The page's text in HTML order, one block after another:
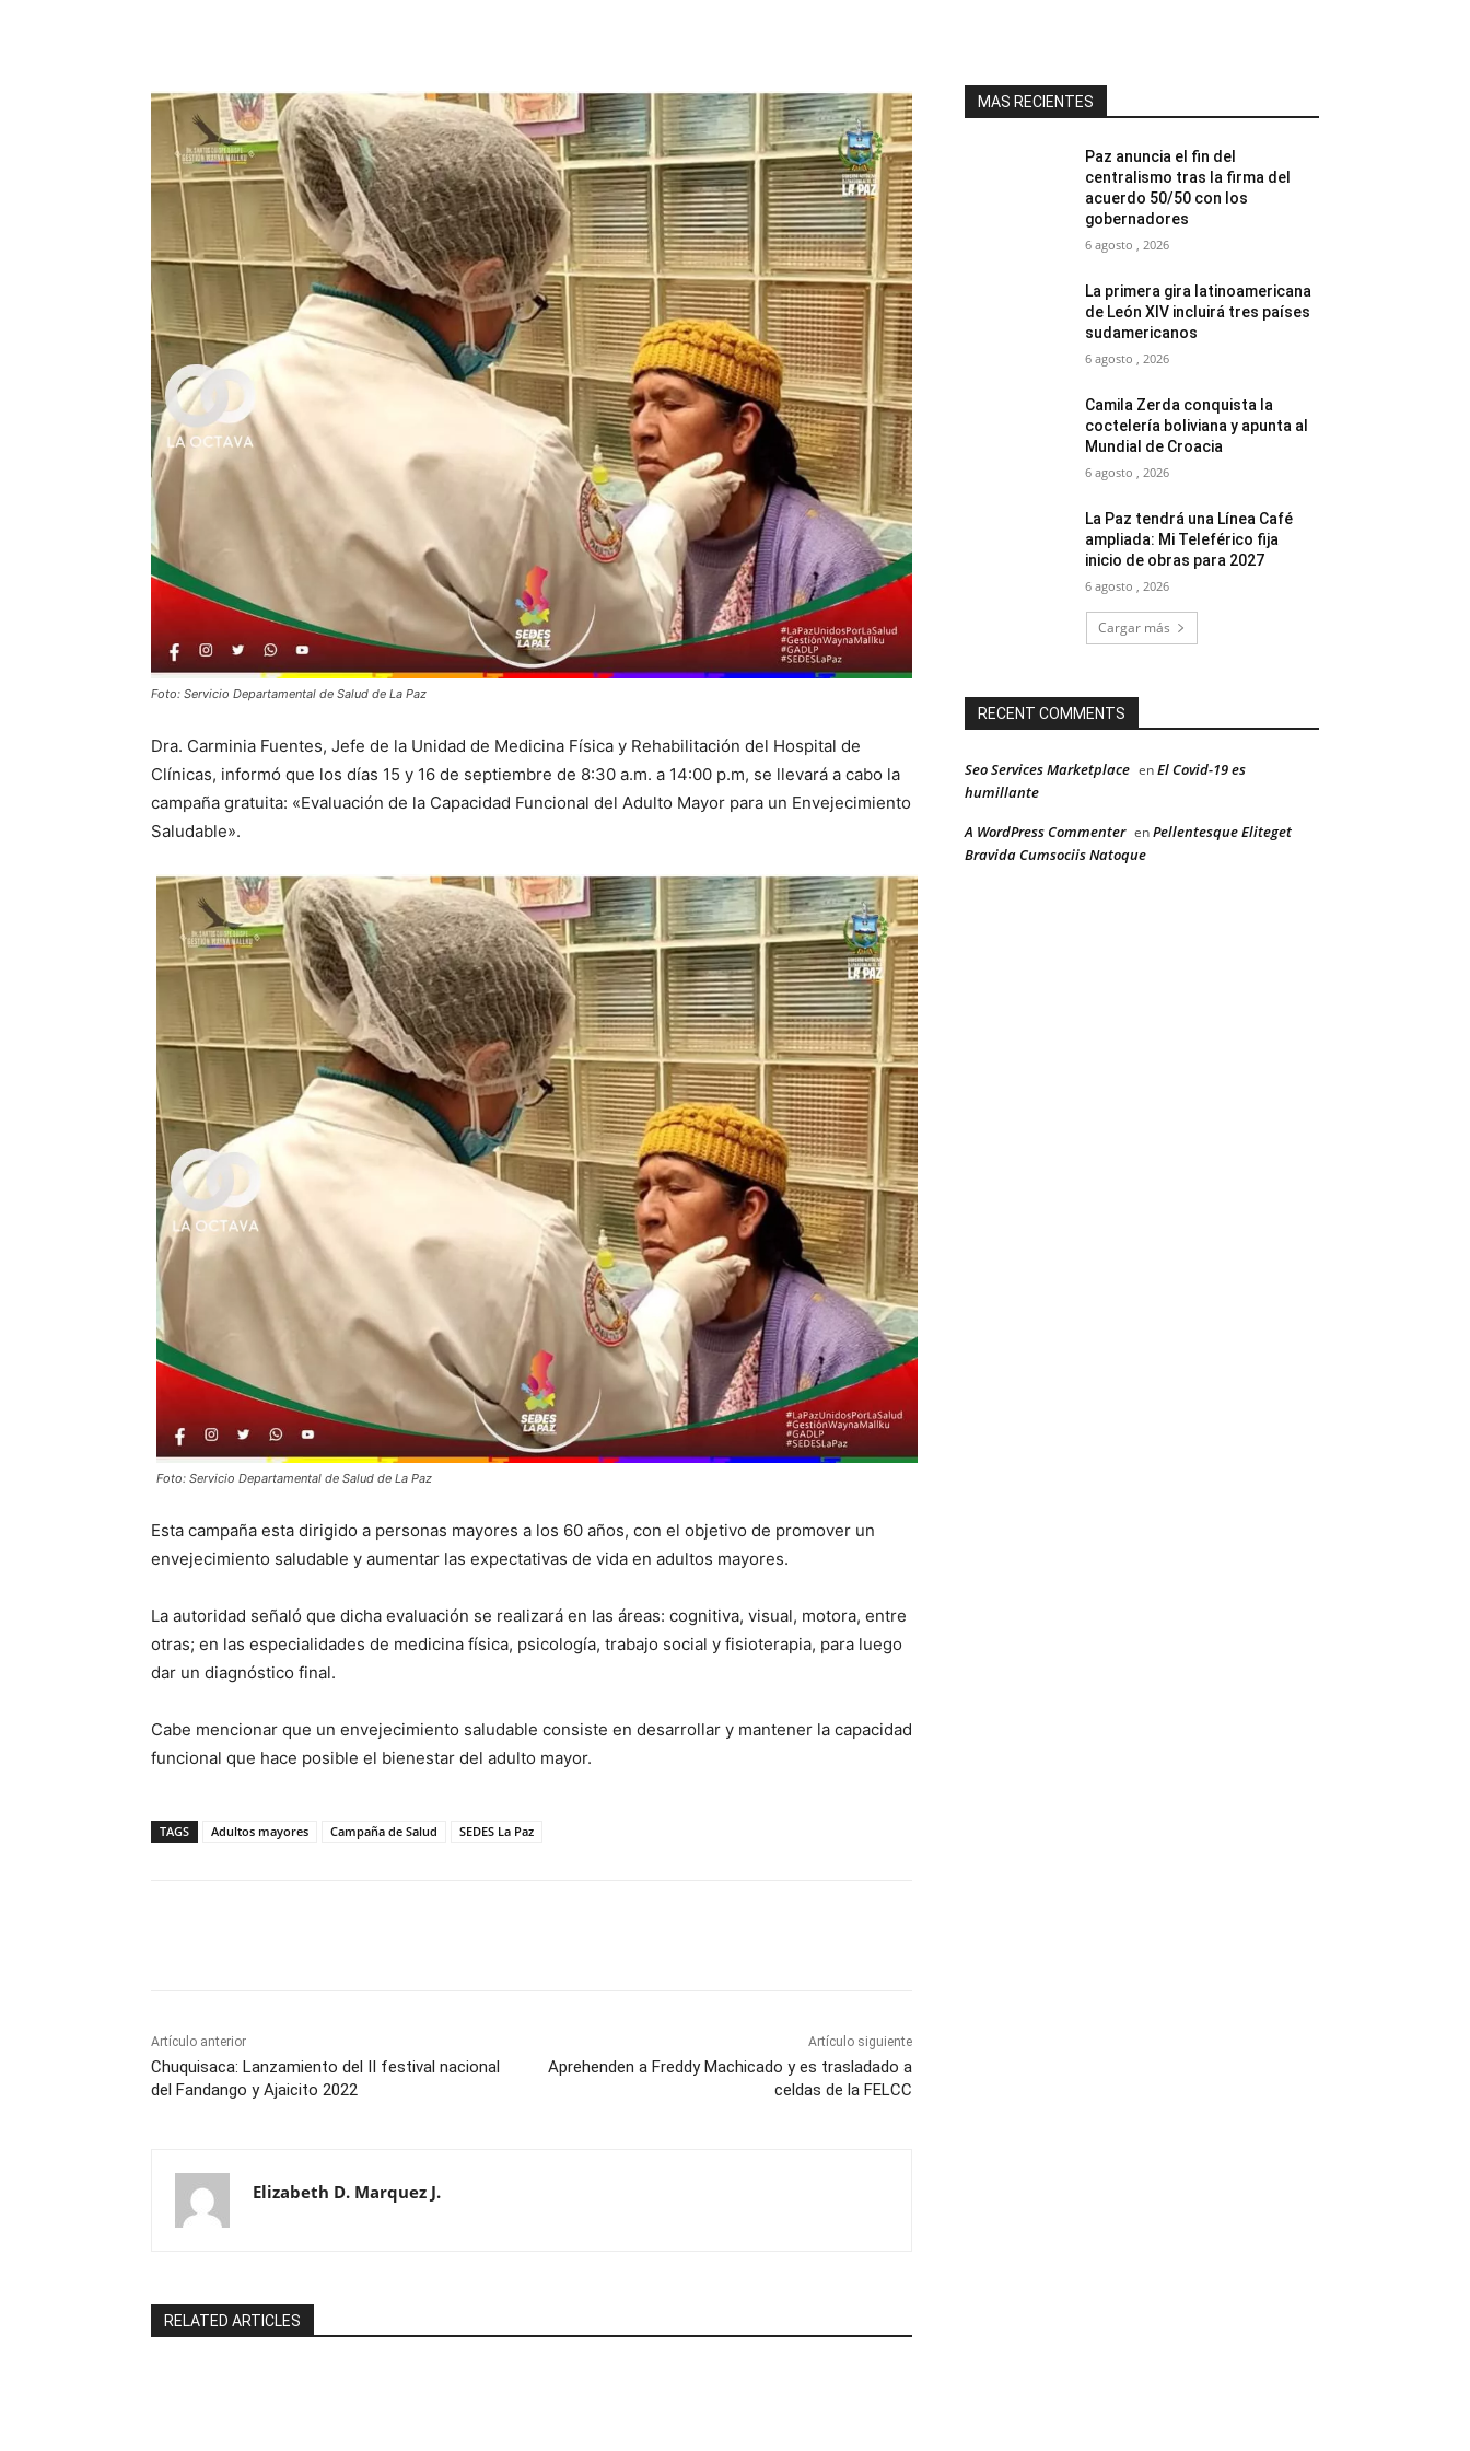
Foto: Servicio Departamental de Salud de La Paz
Dra. Carminia Fuentes, Jefe de la Unidad de Medicina Física y Rehabilitación del Hospital de
Clínicas, informó que los días 15 y 16 de septiembre de 8:30 a.m. a 14:00 p.m, se llevará a cabo la
campaña gratuita: «Evaluación de la Capacidad Funcional del Adulto Mayor para un Envejecimiento
Saludable».
Foto: Servicio Departamental de Salud de La Paz
Esta campaña esta dirigido a personas mayores a los 60 años, con el objetivo de promover un
envejecimiento saludable y aumentar las expectativas de vida en adultos mayores.
La autoridad señaló que dicha evaluación se realizará en las áreas: cognitiva, visual, motora, entre
otras; en las especialidades de medicina física, psicología, trabajo social y fisioterapia, para luego
dar un diagnóstico final.
Cabe mencionar que un envejecimiento saludable consiste en desarrollar y mantener la capacidad
funcional que hace posible el bienestar del adulto mayor.
TAGS Adultos mayores Campaña de Salud SEDES La Paz
Artículo anterior
Chuquisaca: Lanzamiento del II festival nacional
del Fandango y Ajaicito 2022
Artículo siguiente
Aprehenden a Freddy Machicado y es trasladado a
celdas de la FELCC
Elizabeth D. Marquez J.
RELATED ARTICLES
MAS RECIENTES
Paz anuncia el fin del
centralismo tras la firma del
acuerdo 50/50 con los
gobernadores
6 agosto , 2026
La primera gira latinoamericana
de León XIV incluirá tres países
sudamericanos
6 agosto , 2026
Camila Zerda conquista la
coctelería boliviana y apunta al
Mundial de Croacia
6 agosto , 2026
La Paz tendrá una Línea Café
ampliada: Mi Teleférico fija
inicio de obras para 2027
6 agosto , 2026
Cargar más
RECENT COMMENTS
Seo Services Marketplace enEl Covid-19 es
humillante
A WordPress Commenter enPellentesque Eliteget
Bravida Cumsociis Natoque